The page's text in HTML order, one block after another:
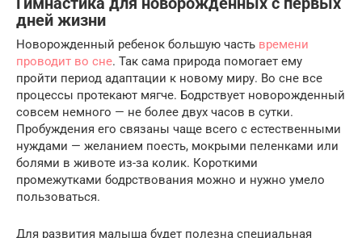
дней жизни
Новорожденный ребенок большую часть времени
проводит во сне. Так сама природа помогает ему
пройти период адаптации к новому миру. Во сне все
процессы протекают мягче. Бодрствует новорожденный
совсем немного — не более двух часов в сутки.
Пробуждения его связаны чаще всего с естественными
нуждами — желанием поесть, мокрыми пеленками или
болями в животе из-за колик. Короткими
промежутками бодрствования можно и нужно умело
пользоваться.
Для развития малыша будет полезна специальная